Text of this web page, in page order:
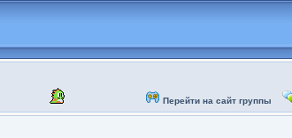
Перейти на сайт группы